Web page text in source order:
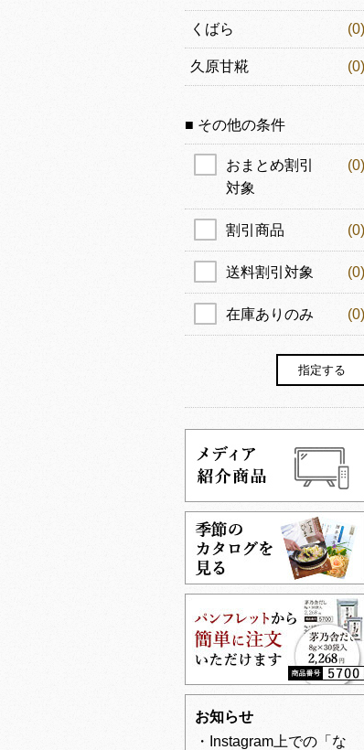
くばら (0)
久原甘糀 (0)
■ その他の条件
おまとめ割引
対象
(0)
割引商品 (0)
送料割引対象 (0)
在庫ありのみ (0)
お知らせ
・Instagram上での「な